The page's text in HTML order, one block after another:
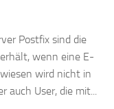
Postfix sind die
wenn eine E-
wird nicht in
auch User, die mit...